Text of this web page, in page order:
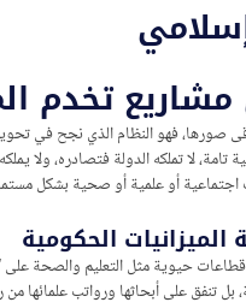
تخدم
صورها، فهو النظام الذي نجح في
تامة، لا تملكه الدولة فتصادره،
أو علمية أو صحية بشكل
الحكومية
حيوية مثل التعليم والصحة على
تنفق على أبحاثها ورواتب علمائها